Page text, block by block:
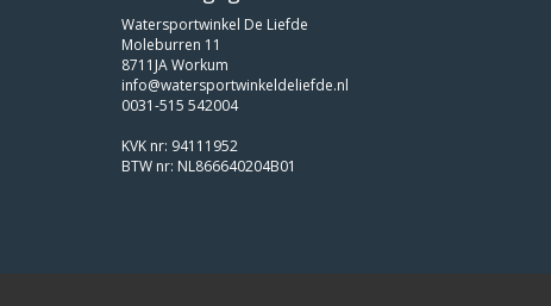
Watersportwinkel De Liefde
Moleburren 11
8711JA Workum
info@watersportwinkeldeliefde.nl
0031-515 542004
KVK nr: 94111952
BTW nr: NL866640204B01